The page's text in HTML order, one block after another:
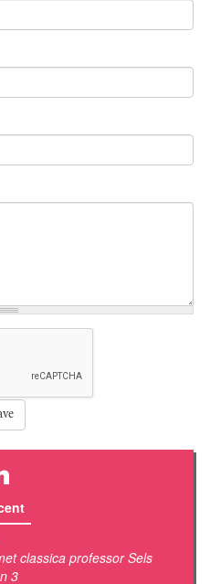
classica professor Sels
3